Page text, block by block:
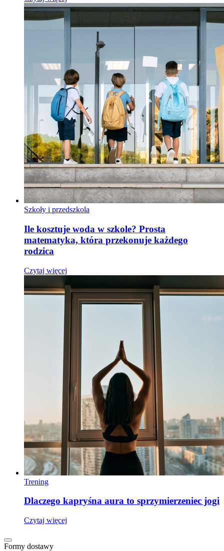
Szkoły i przedszkola
Ile kosztuje woda w szkole? Prosta
matematyka, która przekonuje każdego
rodzica
Czytaj więcej
Trening
Dlaczego kapryśna aura to sprzymierzeniec jogi
Czytaj więcej
Formy dostawy